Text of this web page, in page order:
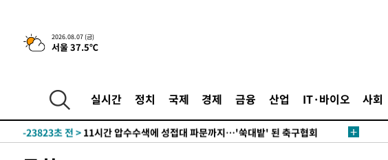
2026.08.07 (금)
서울 37.5℃
실시간 정치 국제 경제 금융 산업 IT·바이오 사회
-28020초 전 >[속보]코스피, 6200선 약보합…0.60% 내린 6258.77에 마쳐
-28000초 전 > [속보]원·달러 환율, 7.7원 내린 1416.1원 마감
-24979초 전 >
[속보]종합특검, '계엄 수용공간 확보' 신용해 前교정본부장 기소
-23852초 전 >
-23823초 전 > 11시간 압수수색에 성접대 파문까지…'쑥대밭' 된 축구협회